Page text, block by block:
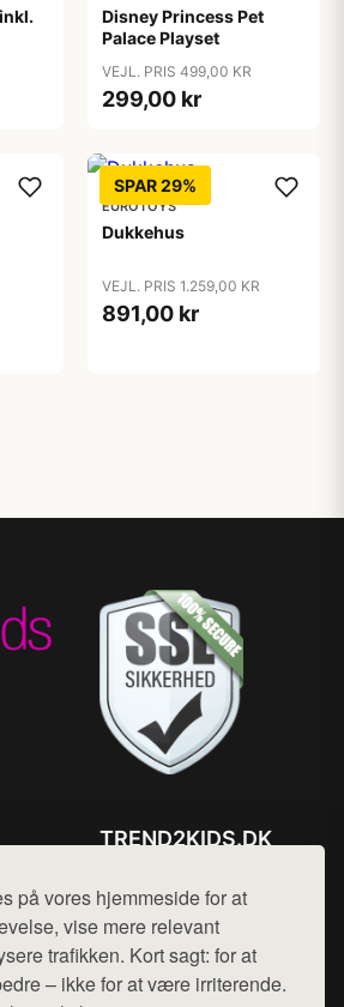
på vores hjemmeside for at
vise mere relevant
trafikken. Kort sagt: for at
– ikke for at være irriterende.
Disney Princess Pet
Palace Playset
VEJL. PRIS 499,00 KR
299,00 kr
SPAR 29%
EUROTOYS
Dukkehus
VEJL. PRIS 1.259,00 KR
891,00 kr
TREND2KIDS.DK
Mail: hej@want.dk
Cookie- og privatlivspolitik